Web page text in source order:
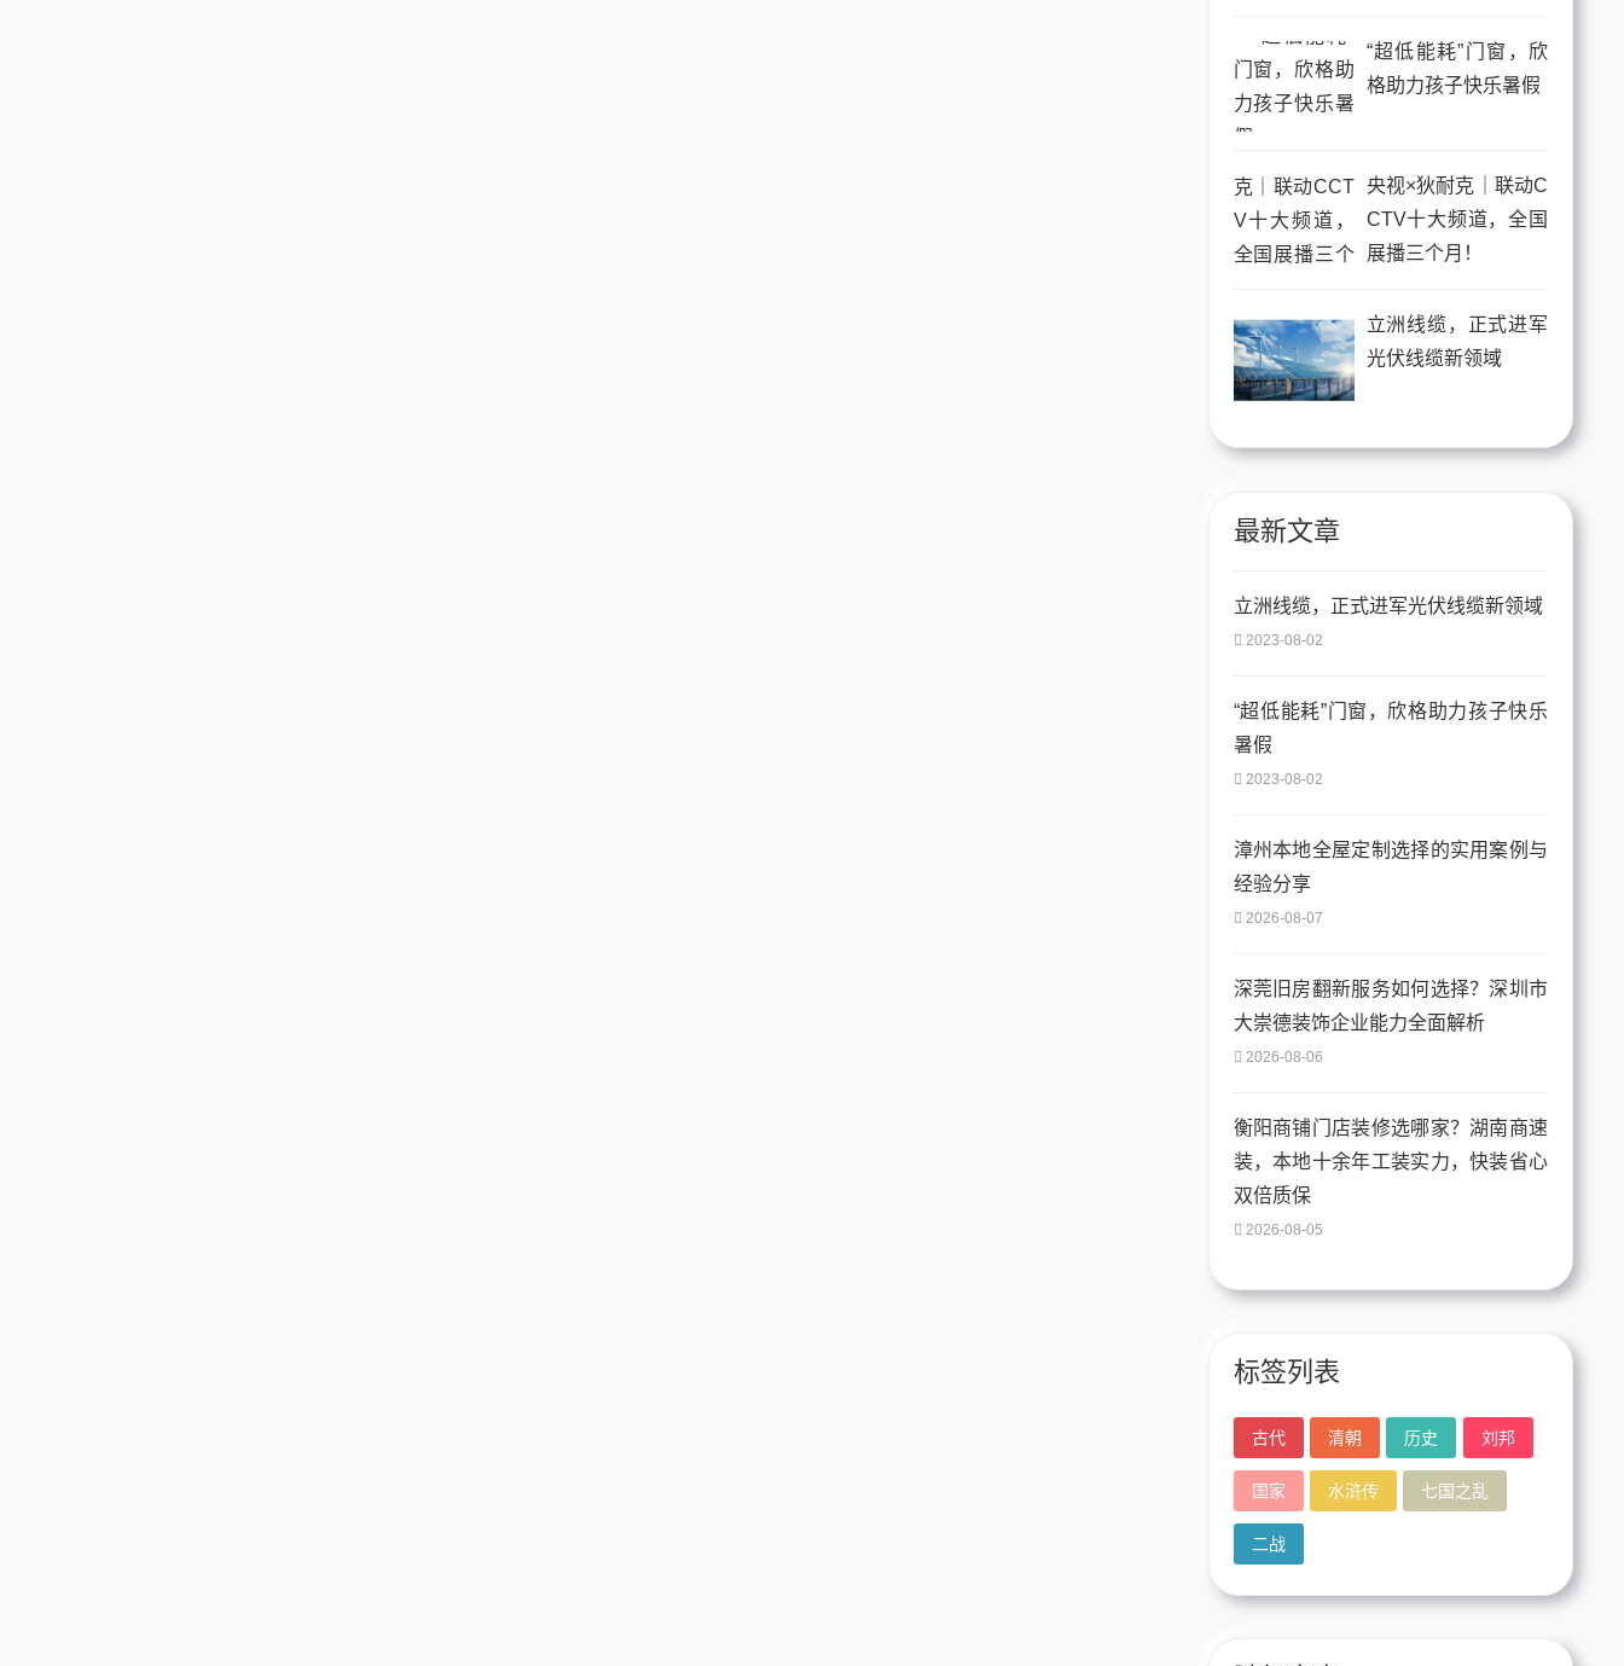
“超低能耗”门窗，欣
格助力孩子快乐暑假
央视×狄耐克｜联动C
CTV十大频道，全国
展播三个月！
立洲线缆，正式进军
光伏线缆新领域
最新文章
立洲线缆，正式进军光伏线缆新领域
2023-08-02
“超低能耗”门窗，欣格助力孩子快乐
暑假
2023-08-02
漳州本地全屋定制选择的实用案例与
经验分享
2026-08-07
深莞旧房翻新服务如何选择？深圳市
大崇德装饰企业能力全面解析
2026-08-06
衡阳商铺门店装修选哪家？湖南商速
装，本地十余年工装实力，快装省心
双倍质保
2026-08-05
标签列表
古代 清朝 历史 刘邦
国家 水浒传 七国之乱
二战